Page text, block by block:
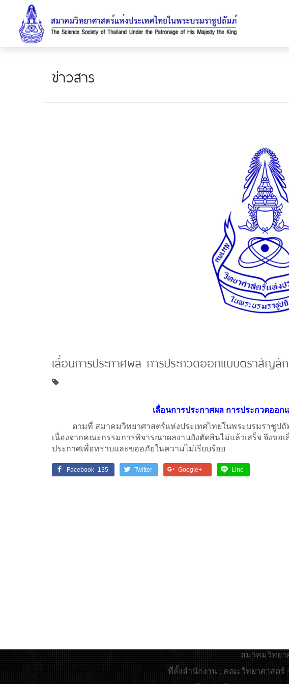
ข่าวสาร
เลื่อนการประกาศผล การประกวดออกแบบตราสัญ
เลื่อนการประกาศผล การประกวดอ
ตามที่ สมาคมวิทยาศาสตร์แห่งประเทศไทยในพระบรมราชูป
เนื่องจากคณะกรรมการพิจารณาผลงานยังตัดสินไม่แล้วเสร็จ จึงขอ
ประกาศเพื่อทราบและขออภัยในความไม่เรียบร้อย
Facebook 135 Twitter Google+ Line
สมาคมวิทยา
ที่ตั้งสำนักงาน : คณะวิทยาศาสตร์